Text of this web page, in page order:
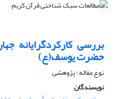
بررسی کارکردگرایانه
حضرت یوسف(ع)
نوع مقاله : پژوهشی
نویسندگان